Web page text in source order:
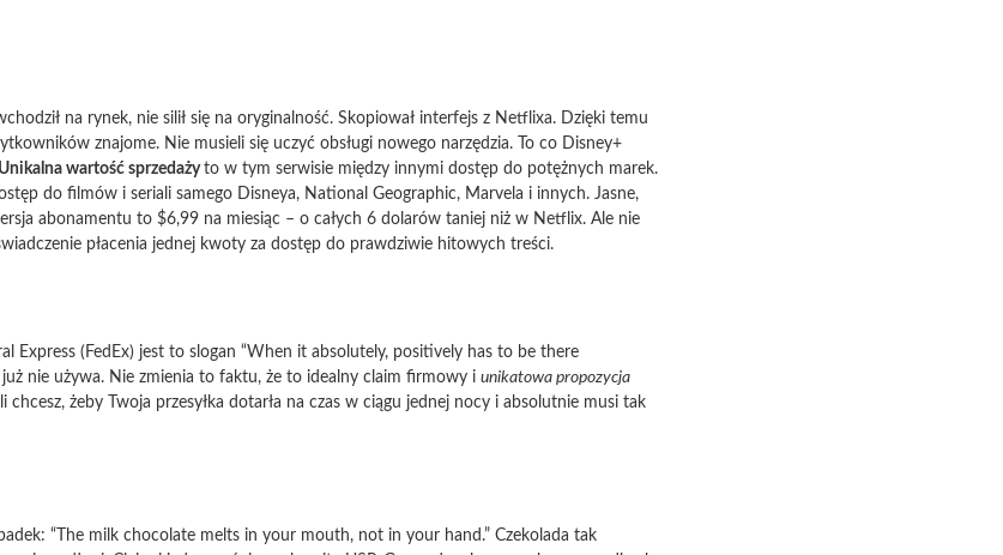
na rynek, nie silił się na oryginalność. Skopiował interfejs z Netflixa. Dzięki temu
znajome. Nie musieli się uczyć obsługi nowego narzędzia. To co Disney+
Unikalna wartość sprzedażyto w tym serwisie między innymi dostęp do potężnych marek.
do filmów i seriali samego Disneya, National Geographic, Marvela i innych. Jasne,
abonamentu to $6,99 na miesiąc – o całych 6 dolarów taniej niż w Netflix. Ale nie
płacenia jednej kwoty za dostęp do prawdziwie hitowych treści.
Express (FedEx) jest to slogan “When it absolutely, positively has to be there
już nie używa. Nie zmienia to faktu, że to idealny claim firmowy i unikatowa propozycja
chcesz, żeby Twoja przesyłka dotarła na czas w ciągu jednej nocy i absolutnie musi tak
“The milk chocolate melts in your mouth, not in your hand.” Czekolada tak